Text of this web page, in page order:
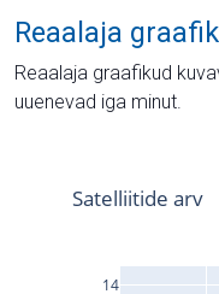
Reaalaja
Reaalaja graafikud
uuenevad iga minut.